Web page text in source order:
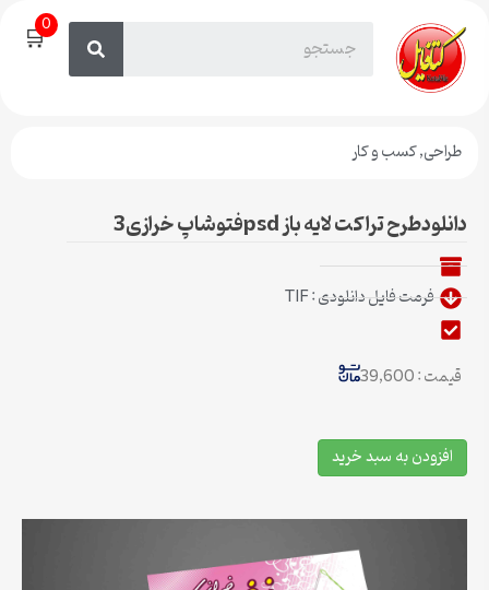
🛒0
طراحی,کسب و کار
دانلودطرح تراکت لایه باز psdفتوشاپ خرازی3
فرمت فایل دانلودی : TIF
قیمت : 39,600
افزودن به سبد خرید